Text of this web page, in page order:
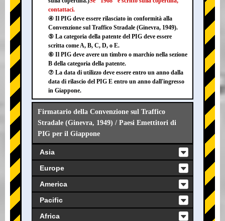
contattaci.
④ Il PIG deve essere rilasciato in conformità alla
Convenzione sul Traffico Stradale (Ginevra, 1949).
⑤ La categoria della patente del PIG deve essere
scritta come A, B, C, D, o E.
⑥ Il PIG deve avere un timbro o marchio nella sezione
B della categoria della patente.
⑦ La data di utilizzo deve essere entro un anno dalla
data di rilascio del PIG E entro un anno dall'ingresso
in Giappone.
Firmatario della Convenzione sul Traffico
Stradale (Ginevra, 1949) / Paesi Emettitori di
PIG per il Giappone
Asia
Europe
America
Pacific
Africa